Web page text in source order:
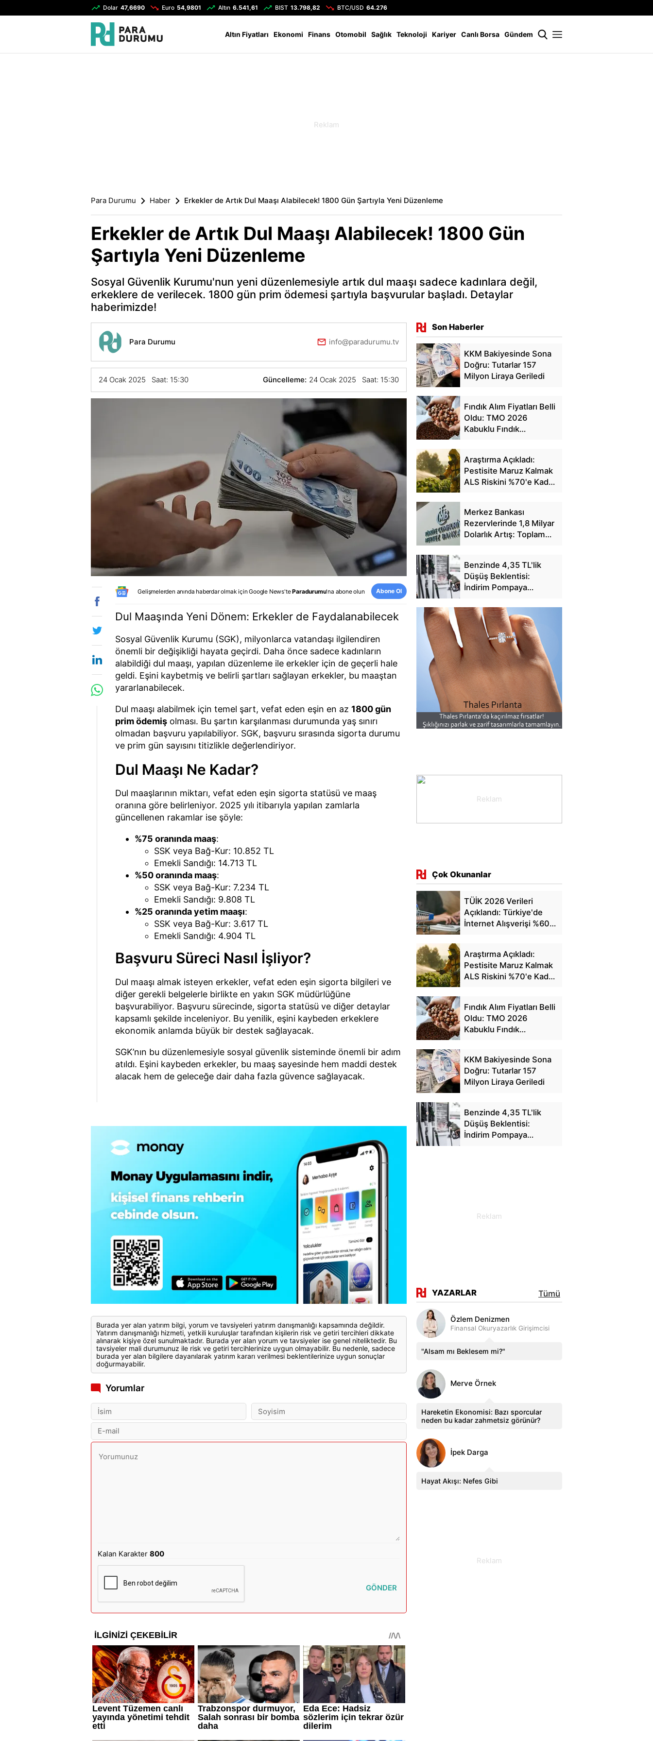
Dolar 47,6690 Euro 54,9801 Altın 6.541,61 BIST 13.798,82 BTC/USD 64.276
Altın Fiyatları Ekonomi Finans Otomobil Sağlık Teknoloji Kariyer Canlı Borsa Gündem
Para Durumu Haber Erkekler de Artık Dul Maaşı Alabilecek! 1800 Gün Şartıyla Yeni Düzenleme
Erkekler de Artık Dul Maaşı Alabilecek! 1800 Gün
Şartıyla Yeni Düzenleme
Sosyal Güvenlik Kurumu'nun yeni düzenlemesiyle artık dul maaşı sadece kadınlara değil,
erkeklere de verilecek. 1800 gün prim ödemesi şartıyla başvurular başladı. Detaylar
haberimizde!
Para Durumu info@paradurumu.tv
24 Ocak 2025 Saat: 15:30 Güncelleme: 24 Ocak 2025 Saat: 15:30
Gelişmelerden anında haberdar olmak içinGoogle News'teParadurumu'na abone olun Abone Ol
Dul Maaşında Yeni Dönem: Erkekler de Faydalanabilecek
Sosyal Güvenlik Kurumu (SGK), milyonlarca vatandaşı ilgilendiren
önemli bir değişikliği hayata geçirdi. Daha önce sadece kadınların
alabildiği dul maaşı, yapılan düzenleme ile erkekler için de geçerli hale
geldi. Eşini kaybetmiş ve belirli şartları sağlayan erkekler, bu maaştan
yararlanabilecek.
Dul maaşı alabilmek için temel şart, vefat eden eşin en az 1800 gün
prim ödemiş olması. Bu şartın karşılanması durumunda yaş sınırı
olmadan başvuru yapılabiliyor. SGK, başvuru sırasında sigorta durumu
ve prim gün sayısını titizlikle değerlendiriyor.
Dul Maaşı Ne Kadar?
Dul maaşlarının miktarı, vefat eden eşin sigorta statüsü ve maaş
oranına göre belirleniyor. 2025 yılı itibarıyla yapılan zamlarla
güncellenen rakamlar ise şöyle:
%75 oranında maaş:
SSK veya Bağ-Kur: 10.852 TL
Emekli Sandığı: 14.713 TL
%50 oranında maaş:
SSK veya Bağ-Kur: 7.234 TL
Emekli Sandığı: 9.808 TL
%25 oranında yetim maaşı:
SSK veya Bağ-Kur: 3.617 TL
Emekli Sandığı: 4.904 TL
Başvuru Süreci Nasıl İşliyor?
Dul maaşı almak isteyen erkekler, vefat eden eşin sigorta bilgileri ve
diğer gerekli belgelerle birlikte en yakın SGK müdürlüğüne
başvurabiliyor. Başvuru sürecinde, sigorta statüsü ve diğer detaylar
kapsamlı şekilde inceleniyor. Bu yenilik, eşini kaybeden erkeklere
ekonomik anlamda büyük bir destek sağlayacak.
SGK’nın bu düzenlemesiyle sosyal güvenlik sisteminde önemli bir adım
atıldı. Eşini kaybeden erkekler, bu maaş sayesinde hem maddi destek
alacak hem de geleceğe dair daha fazla güvence sağlayacak.
Burada yer alan yatırım bilgi, yorum ve tavsiyeleri yatırım danışmanlığı kapsamında değildir.
Yatırım danışmanlığı hizmeti, yetkili kuruluşlar tarafından kişilerin risk ve getiri tercihleri dikkate
alınarak kişiye özel sunulmaktadır. Burada yer alan yorum ve tavsiyeler ise genel niteliktedir. Bu
tavsiyeler mali durumunuz ile risk ve getiri tercihlerinize uygun olmayabilir. Bu nedenle, sadece
burada yer alan bilgilere dayanılarak yatırım kararı verilmesi beklentilerinize uygun sonuçlar
doğurmayabilir.
Yorumlar
Kalan Karakter800
GÖNDER
Son Haberler
KKM Bakiyesinde Sona
Doğru: Tutarlar 157
Milyon Liraya Geriledi
Fındık Alım Fiyatları Belli
Oldu: TMO 2026
Kabuklu Fındık
Araştırma Açıkladı:
Pestisite Maruz Kalmak
ALS Riskini %70'e Kadar
Merkez Bankası
Rezervlerinde 1,8 Milyar
Dolarlık Artış: Toplam
Benzinde 4,35 TL'lik
Düşüş Beklentisi:
İndirim Pompaya
Çok Okunanlar
TÜİK 2026 Verileri
Açıklandı: Türkiye'de
İnternet Alışverişi %60'a
Araştırma Açıkladı:
Pestisite Maruz Kalmak
ALS Riskini %70'e Kadar
Fındık Alım Fiyatları Belli
Oldu: TMO 2026
Kabuklu Fındık
KKM Bakiyesinde Sona
Doğru: Tutarlar 157
Milyon Liraya Geriledi
Benzinde 4,35 TL'lik
Düşüş Beklentisi:
İndirim Pompaya
YAZARLAR Tümü
Özlem Denizmen
Finansal Okuryazarlık Girişimcisi
"Alsam mı Beklesem mi?"
Merve Örnek
Hareketin Ekonomisi: Bazı sporcular
neden bu kadar zahmetsiz görünür?
İpek Darga
Hayat Akışı: Nefes Gibi